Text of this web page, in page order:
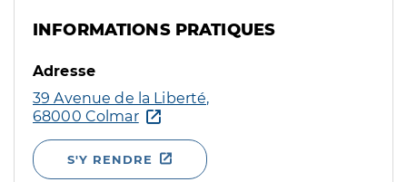
INFORMATIONS PRATIQUES
Adresse
39 Avenue de la Liberté,
68000 Colmar
S'Y RENDRE